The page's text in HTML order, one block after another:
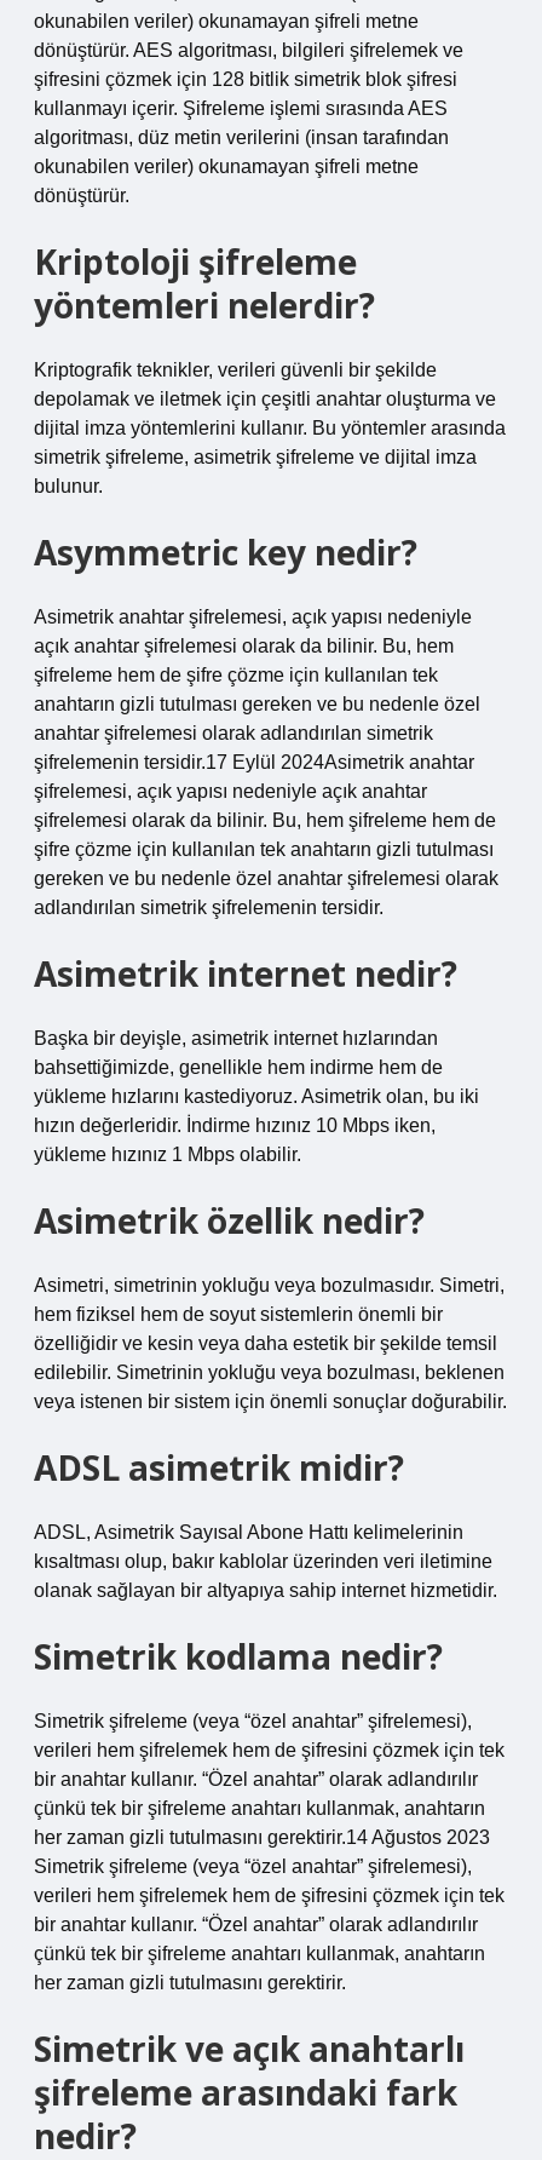
okunabilen veriler) okunamayan şifreli metne
dönüştürür. AES algoritması, bilgileri şifrelemek ve
şifresini çözmek için 128 bitlik simetrik blok şifresi
kullanmayı içerir. Şifreleme işlemi sırasında AES
algoritması, düz metin verilerini (insan tarafından
okunabilen veriler) okunamayan şifreli metne
dönüştürür.
Kriptoloji şifreleme
yöntemleri nelerdir?
Kriptografik teknikler, verileri güvenli bir şekilde
depolamak ve iletmek için çeşitli anahtar oluşturma ve
dijital imza yöntemlerini kullanır. Bu yöntemler arasında
simetrik şifreleme, asimetrik şifreleme ve dijital imza
bulunur.
Asymmetric key nedir?
Asimetrik anahtar şifrelemesi, açık yapısı nedeniyle
açık anahtar şifrelemesi olarak da bilinir. Bu, hem
şifreleme hem de şifre çözme için kullanılan tek
anahtarın gizli tutulması gereken ve bu nedenle özel
anahtar şifrelemesi olarak adlandırılan simetrik
şifrelemenin tersidir.17 Eylül 2024Asimetrik anahtar
şifrelemesi, açık yapısı nedeniyle açık anahtar
şifrelemesi olarak da bilinir. Bu, hem şifreleme hem de
şifre çözme için kullanılan tek anahtarın gizli tutulması
gereken ve bu nedenle özel anahtar şifrelemesi olarak
adlandırılan simetrik şifrelemenin tersidir.
Asimetrik internet nedir?
Başka bir deyişle, asimetrik internet hızlarından
bahsettiğimizde, genellikle hem indirme hem de
yükleme hızlarını kastediyoruz. Asimetrik olan, bu iki
hızın değerleridir. İndirme hızınız 10 Mbps iken,
yükleme hızınız 1 Mbps olabilir.
Asimetrik özellik nedir?
Asimetri, simetrinin yokluğu veya bozulmasıdır. Simetri,
hem fiziksel hem de soyut sistemlerin önemli bir
özelliğidir ve kesin veya daha estetik bir şekilde temsil
edilebilir. Simetrinin yokluğu veya bozulması, beklenen
veya istenen bir sistem için önemli sonuçlar doğurabilir.
ADSL asimetrik midir?
ADSL, Asimetrik Sayısal Abone Hattı kelimelerinin
kısaltması olup, bakır kablolar üzerinden veri iletimine
olanak sağlayan bir altyapıya sahip internet hizmetidir.
Simetrik kodlama nedir?
Simetrik şifreleme (veya “özel anahtar” şifrelemesi),
verileri hem şifrelemek hem de şifresini çözmek için tek
bir anahtar kullanır. “Özel anahtar” olarak adlandırılır
çünkü tek bir şifreleme anahtarı kullanmak, anahtarın
her zaman gizli tutulmasını gerektirir.14 Ağustos 2023
Simetrik şifreleme (veya “özel anahtar” şifrelemesi),
verileri hem şifrelemek hem de şifresini çözmek için tek
bir anahtar kullanır. “Özel anahtar” olarak adlandırılır
çünkü tek bir şifreleme anahtarı kullanmak, anahtarın
her zaman gizli tutulmasını gerektirir.
Simetrik ve açık anahtarlı
şifreleme arasındaki fark
nedir?